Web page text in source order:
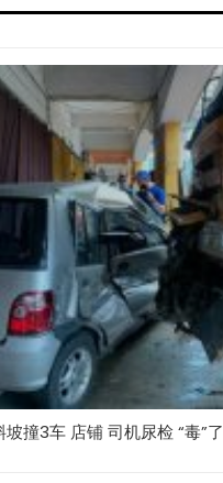
撞3车 店铺 司机尿检 “毒”了